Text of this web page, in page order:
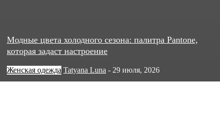
Модные цвета холодного сезона: палитра Pantone,
которая задаст настроение
Женская одежда Tatyana Luna - 29 июля, 2026